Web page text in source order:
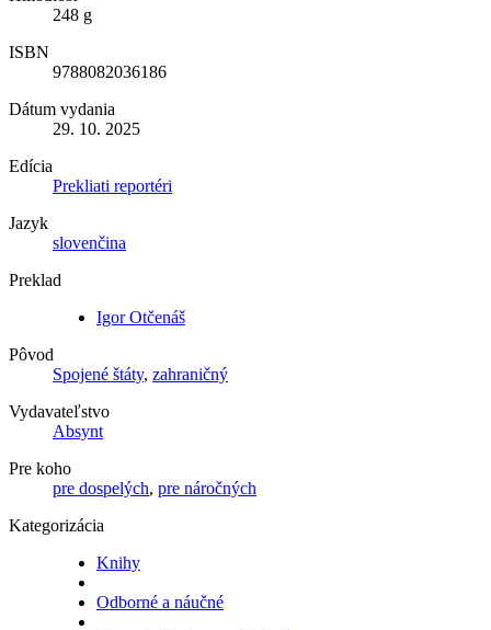
248 g
ISBN
9788082036186
Dátum vydania
29. 10. 2025
Edícia
Prekliati reportéri
Jazyk
slovenčina
Preklad
Igor Otčenáš
Pôvod
Spojené štáty, zahraničný
Vydavateľstvo
Absynt
Pre koho
pre dospelých, pre náročných
Kategorizácia
Knihy
Odborné a náučné